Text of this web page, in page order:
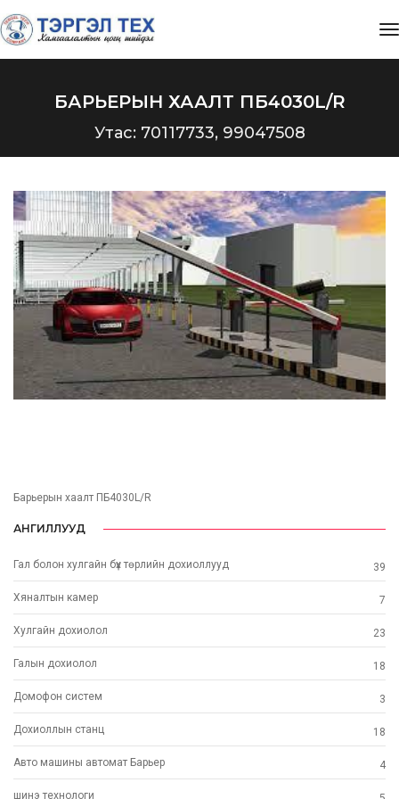
БАРЬЕРЫН ХААЛТ ПБ4030L/R
Утас: 70117733, 99047508
Барьерын хаалт ПБ4030L/R
АНГИЛЛУУД
Гал болон хулгайн бүх төрлийн дохиоллууд 39
Хяналтын камер 7
Хулгайн дохиолол 23
Галын дохиолол 18
Домофон систем 3
Дохиоллын станц 18
Авто машины автомат Барьер 4
шинэ технoлоги